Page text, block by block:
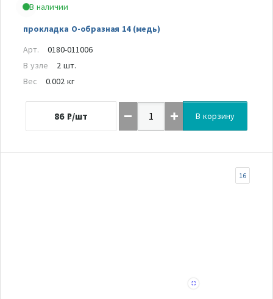
В наличии
прокладка О-образная 14 (медь)
Арт.
0180-011006
В узле
2 шт.
Вес
0.002 кг
86 ₽/шт В корзину
16